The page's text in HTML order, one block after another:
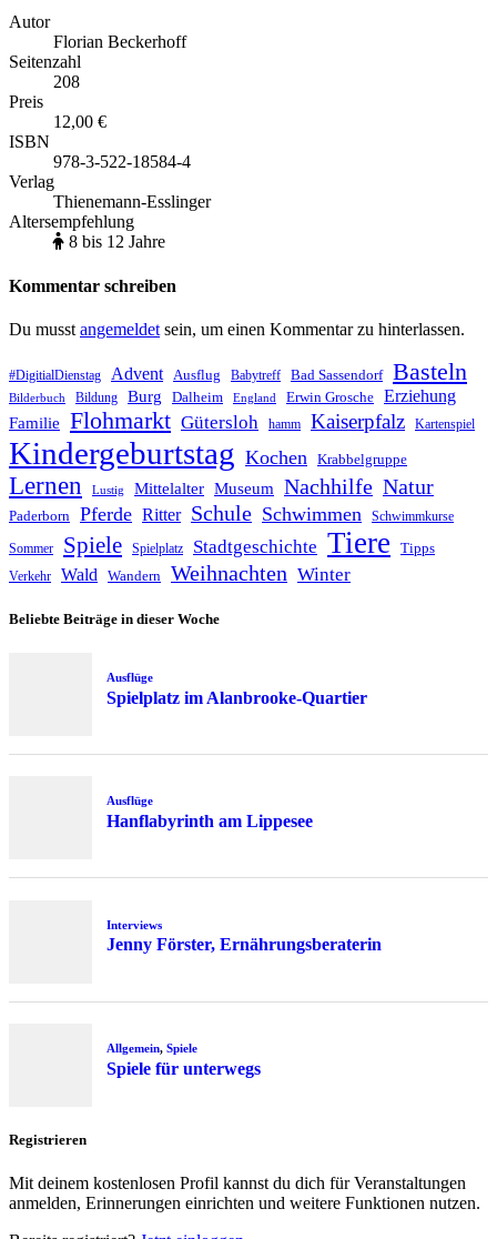
Autor
Florian Beckerhoff
Seitenzahl
208
Preis
12,00 €
ISBN
978-3-522-18584-4
Verlag
Thienemann-Esslinger
Altersempfehlung
8 bis 12 Jahre
Kommentar schreiben
Du musst angemeldet sein, um einen Kommentar zu hinterlassen.
#DigitialDienstag Advent Ausflug Babytreff Bad Sassendorf Basteln
Bilderbuch Bildung Burg Dalheim England Erwin Grosche Erziehung
Familie Flohmarkt Gütersloh hamm Kaiserpfalz Kartenspiel
Kindergeburtstag Kochen Krabbelgruppe
Lernen Lustig Mittelalter Museum Nachhilfe Natur
Paderborn Pferde Ritter Schule Schwimmen Schwimmkurse
Sommer Spiele Spielplatz Stadtgeschichte Tiere Tipps
Verkehr Wald Wandern Weihnachten Winter
Beliebte Beiträge in dieser Woche
Ausflüge
Spielplatz im Alanbrooke-Quartier
Ausflüge
Hanflabyrinth am Lippesee
Interviews
Jenny Förster, Ernährungsberaterin
Allgemein, Spiele
Spiele für unterwegs
Registrieren
Mit deinem kostenlosen Profil kannst du dich für Veranstaltungen
anmelden, Erinnerungen einrichten und weitere Funktionen nutzen.